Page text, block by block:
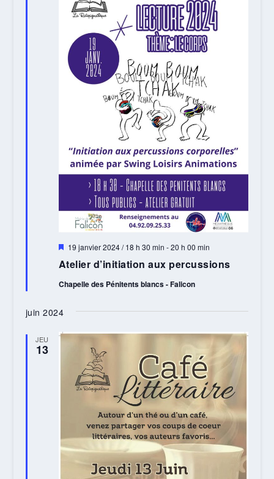
Atelier d’initiation aux percussions
Mis
avant
19 janvier 2024 / 18 h 30 min -20 h 00 min
Chapelle des Pénitents blancs - Falicon
juin 2024
JEU
13